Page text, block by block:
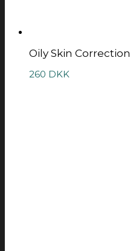
Oily Skin Correction
260 DKK